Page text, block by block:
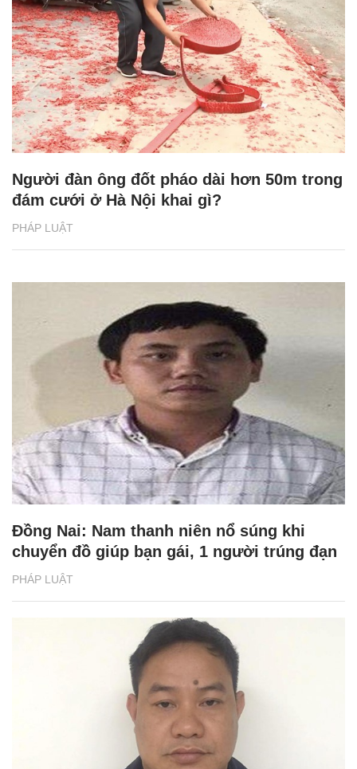
PHÁP LUẬT
Người đàn ông đốt pháo dài hơn 50m trong
đám cưới ở Hà Nội khai gì?
PHÁP LUẬT
Đồng Nai: Nam thanh niên nổ súng khi
chuyển đồ giúp bạn gái, 1 người trúng đạn